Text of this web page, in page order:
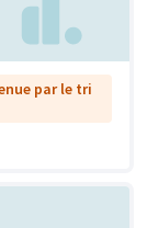
par le tri